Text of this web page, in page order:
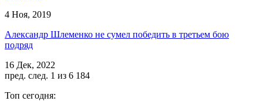
4 Ноя, 2019
Александр Шлеменко не сумел победить в третьем бою
подряд
16 Дек, 2022
пред. след. 1 из 6 184
Топ сегодня: